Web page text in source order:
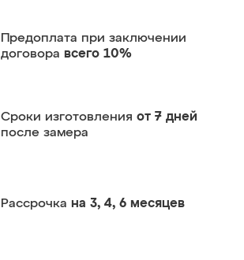
Предоплата при заключении
договора всего 10%
Сроки изготовления от 7 дней
после замера
Рассрочка на 3, 4, 6 месяцев